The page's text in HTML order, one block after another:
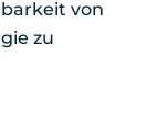
von
zu